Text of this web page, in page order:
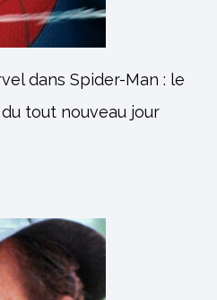
dans Spider-Man : le
tout nouveau jour